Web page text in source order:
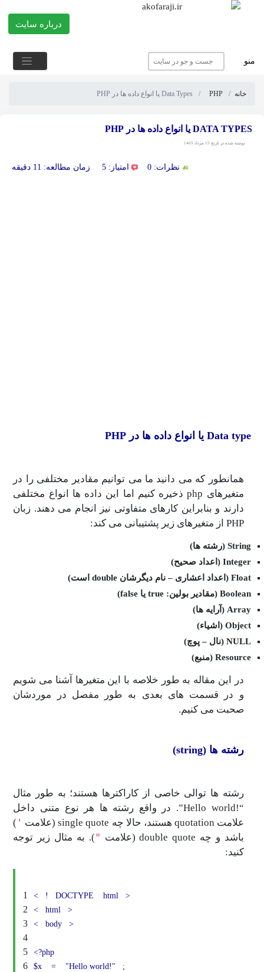
درباره سایت
منو
خانه PHP Data Types یا انواع داده ها در PHP
DATA TYPES یا انواع داده ها در PHP
نوشته شده در تاریخ 15 مرداد 1405
نظرات: 0 امتیاز: 5 زمان مطالعه: 11 دقیقه
Data type یا انواع داده ها در PHP
همانطور که می دانید ما می توانیم مقادیر مختلفی را در
متغیرهای php ذخیره کنیم اما این داده ها انواع مختلفی
دارند و بنابراین کارهای متفاوتی نیز انجام می دهند. زبان
PHP از متغیرهای زیر پشتیبانی می کند:
String (رشته ها)
Integer (اعداد صحیح)
Float (اعداد اعشاری – نام دیگرشان double است)
Boolean (مقادیر بولین: true یا false)
Array (آرایه ها)
Object (اشیاء)
NULL (نال – پوچ)
Resource (منبع)
در این مقاله به طور خلاصه با این متغیرها آشنا می شویم
و در قسمت های بعدی به طور مفصل در موردشان
صحبت می کنیم.
رشته ها (string)
رشته ها توالی خاصی از کاراکترها هستند؛ به طور مثال
“!Hello world”. در واقع رشته ها هر نوع متنی داخل
علامت quotation هستند، حالا چه single quote (علامت
'
)
باشد و چه double quote (علامت
"). به مثال زیر توجه
کنید:
1
2
3
4
5
6
< ! DOCTYPE html
>
<
html
>
<
body >
<?php
$x
= "Hello world!"
;